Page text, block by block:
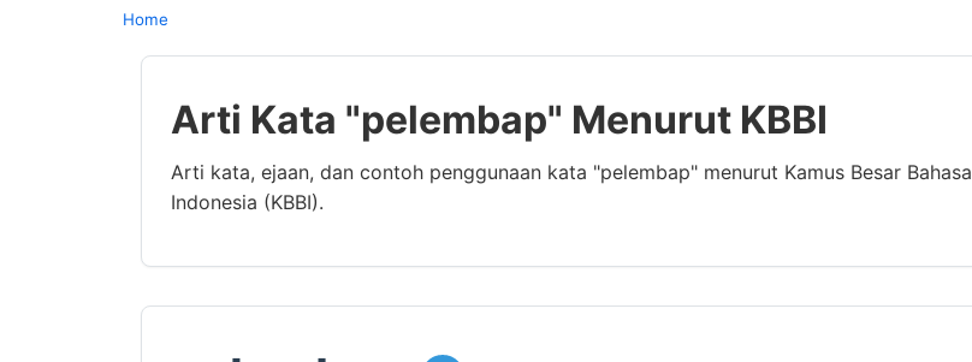
Home
Arti Kata "pelembap" Menurut KBBI
Arti kata, ejaan, dan contoh penggunaan kata "pelembap" menurut Kamus Besar Bahasa
Indonesia (KBBI).